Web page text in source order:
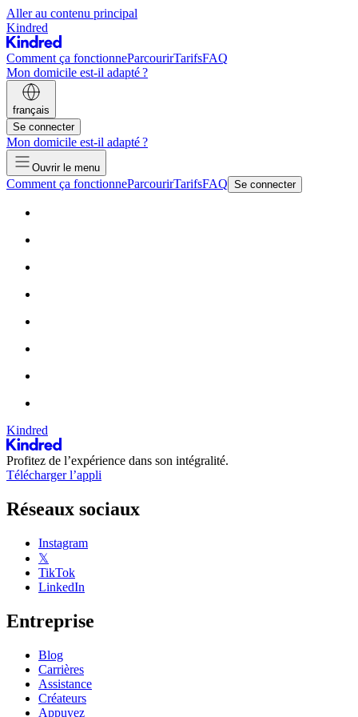
Aller au contenu principal
Kindred
Comment ça fonctionneParcourirTarifsFAQ
Mon domicile est-il adapté ?
français
Se connecter
Mon domicile est-il adapté ?
Ouvrir le menu
Comment ça fonctionneParcourirTarifsFAQ Se connecter
Kindred
Profitez de l’expérience dans son intégralité.
Télécharger l’appli
Réseaux sociaux
Instagram
𝕏
TikTok
LinkedIn
Entreprise
Blog
Carrières
Assistance
Créateurs
Appuyez